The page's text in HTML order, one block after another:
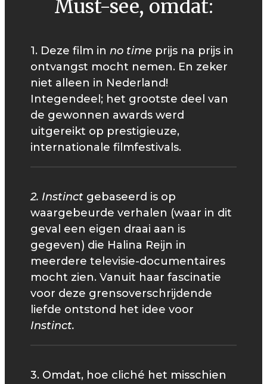
Must-see, omdat:
1. Deze film inno time prijs na prijs in
ontvangst mocht nemen. En zeker
niet alleen in Nederland!
Integendeel; het grootste deel van
de gewonnen awards werd
uitgereikt op prestigieuze,
internationale filmfestivals.
2. Instinct gebaseerd is op
waargebeurde verhalen (waar in dit
geval een eigen draai aan is
gegeven) die Halina Reijn in
meerdere televisie-documentaires
mocht zien. Vanuit haar fascinatie
voor deze grensoverschrijdende
liefde ontstond het idee voor
Instinct.
3. Omdat, hoe cliché het misschien